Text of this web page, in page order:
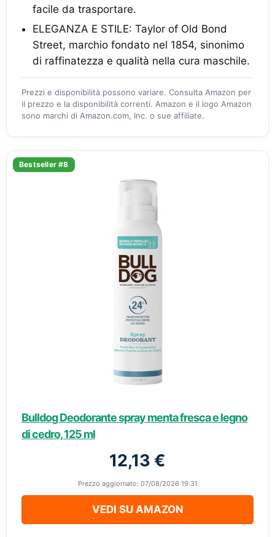
facile da trasportare.
ELEGANZA E STILE: Taylor of Old Bond
Street, marchio fondato nel 1854, sinonimo
di raffinatezza e qualità nella cura maschile.
Prezzi e disponibilità possono variare. Consulta Amazon per
il prezzo e la disponibilità correnti. Amazon e il logo Amazon
sono marchi di Amazon.com, Inc. o sue affiliate.
Bestseller #8
Bulldog Deodorante spray menta fresca e legno
di cedro, 125 ml
12,13 €
Prezzo aggiornato: 07/08/2026 19:31
VEDI SU AMAZON